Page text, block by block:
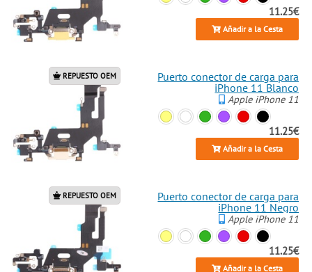
11.25€
Añadir a la Cesta
REPUESTO OEM
Puerto conector de carga para
iPhone 11 Blanco
Apple iPhone 11
11.25€
Añadir a la Cesta
REPUESTO OEM
Puerto conector de carga para
iPhone 11 Negro
Apple iPhone 11
11.25€
Añadir a la Cesta